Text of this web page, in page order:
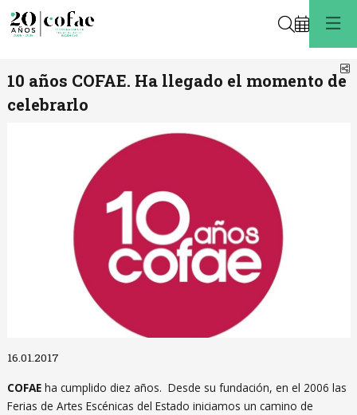
Buscar
10 años COFAE. Ha llegado el momento de
celebrarlo
16.01.2017
COFAE ha cumplido diez años. Desde su fundación, en el 2006 las
Ferias de Artes Escénicas del Estado iniciamos un camino de